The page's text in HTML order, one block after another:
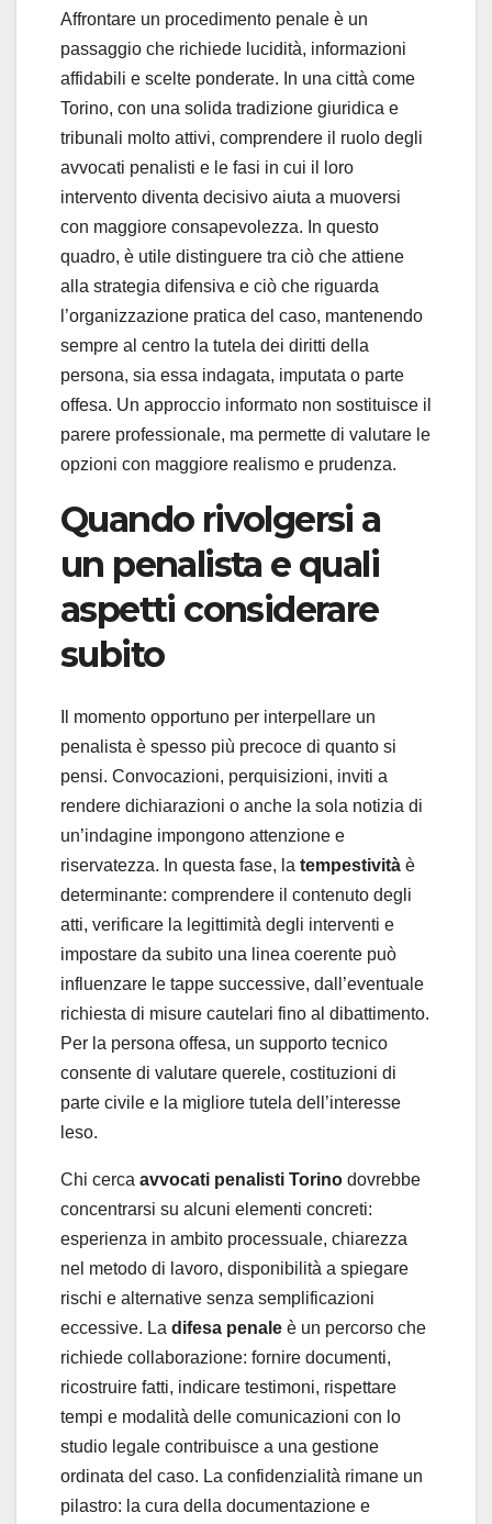
Affrontare un procedimento penale è un
passaggio che richiede lucidità, informazioni
affidabili e scelte ponderate. In una città come
Torino, con una solida tradizione giuridica e
tribunali molto attivi, comprendere il ruolo degli
avvocati penalisti e le fasi in cui il loro
intervento diventa decisivo aiuta a muoversi
con maggiore consapevolezza. In questo
quadro, è utile distinguere tra ciò che attiene
alla strategia difensiva e ciò che riguarda
l’organizzazione pratica del caso, mantenendo
sempre al centro la tutela dei diritti della
persona, sia essa indagata, imputata o parte
offesa. Un approccio informato non sostituisce il
parere professionale, ma permette di valutare le
opzioni con maggiore realismo e prudenza.
Quando rivolgersi a
un penalista e quali
aspetti considerare
subito
Il momento opportuno per interpellare un
penalista è spesso più precoce di quanto si
pensi. Convocazioni, perquisizioni, inviti a
rendere dichiarazioni o anche la sola notizia di
un’indagine impongono attenzione e
riservatezza. In questa fase, la tempestività è
determinante: comprendere il contenuto degli
atti, verificare la legittimità degli interventi e
impostare da subito una linea coerente può
influenzare le tappe successive, dall’eventuale
richiesta di misure cautelari fino al dibattimento.
Per la persona offesa, un supporto tecnico
consente di valutare querele, costituzioni di
parte civile e la migliore tutela dell’interesse
leso.
Chi cerca avvocati penalisti Torino dovrebbe
concentrarsi su alcuni elementi concreti:
esperienza in ambito processuale, chiarezza
nel metodo di lavoro, disponibilità a spiegare
rischi e alternative senza semplificazioni
eccessive. La difesa penale è un percorso che
richiede collaborazione: fornire documenti,
ricostruire fatti, indicare testimoni, rispettare
tempi e modalità delle comunicazioni con lo
studio legale contribuisce a una gestione
ordinata del caso. La confidenzialità rimane un
pilastro: la cura della documentazione e